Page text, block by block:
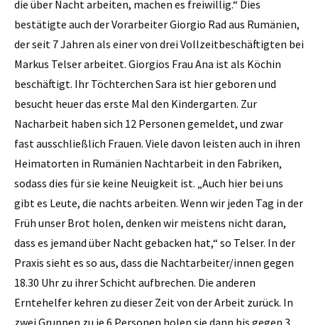
die über Nacht arbeiten, machen es freiwillig.“ Dies
bestätigte auch der Vorarbeiter Giorgio Rad aus Rumänien,
der seit 7 Jahren als einer von drei Vollzeitbeschäftigten bei
Markus Telser arbeitet. Giorgios Frau Ana ist als Köchin
beschäftigt. Ihr Töchterchen Sara ist hier geboren und
besucht heuer das erste Mal den Kindergarten. Zur
Nacharbeit haben sich 12 Personen gemeldet, und zwar
fast ausschließlich Frauen. Viele davon leisten auch in ihren
Heimatorten in Rumänien Nachtarbeit in den Fabriken,
sodass dies für sie keine Neuigkeit ist. „Auch hier bei uns
gibt es Leute, die nachts arbeiten. Wenn wir jeden Tag in der
Früh unser Brot holen, denken wir meistens nicht daran,
dass es jemand über Nacht gebacken hat,“ so Telser. In der
Praxis sieht es so aus, dass die Nachtarbeiter/innen gegen
18.30 Uhr zu ihrer Schicht aufbrechen. Die anderen
Erntehelfer kehren zu dieser Zeit von der Arbeit zurück. In
zwei Gruppen zu je 6 Personen holen sie dann bis gegen 3